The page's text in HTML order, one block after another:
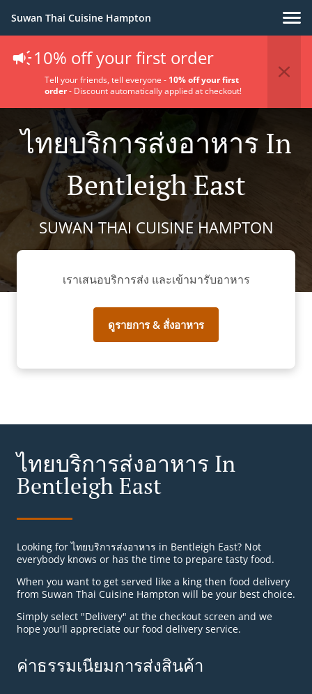
Suwan Thai Cuisine Hampton
10% off your first order
Tell your friends, tell everyone - 10% off your first
order- Discount automatically applied at checkout!
ไทยบริการส่งอาหาร In
Bentleigh East
SUWAN THAI CUISINE HAMPTON
เราเสนอบริการส่ง และเข้ามารับอาหาร
ดูรายการ & สั่งอาหาร
ไทยบริการส่งอาหาร In
Bentleigh East
Looking for ไทยบริการส่งอาหาร in Bentleigh East? Not
everybody knows or has the time to prepare tasty food.
When you want to get served like a king then food delivery
from Suwan Thai Cuisine Hampton will be your best choice.
Simply select "Delivery" at the checkout screen and we
hope you'll appreciate our food delivery service.
ค่าธรรมเนียมการส่งสินค้า